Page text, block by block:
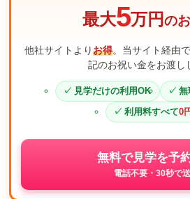
最大5万円の
他社サイトよりお得。当サイト経由
記のお祝い金をお渡し
見学だけの利用OK
無
利用料すべて0
無料で見学を予
電話不要・30秒で